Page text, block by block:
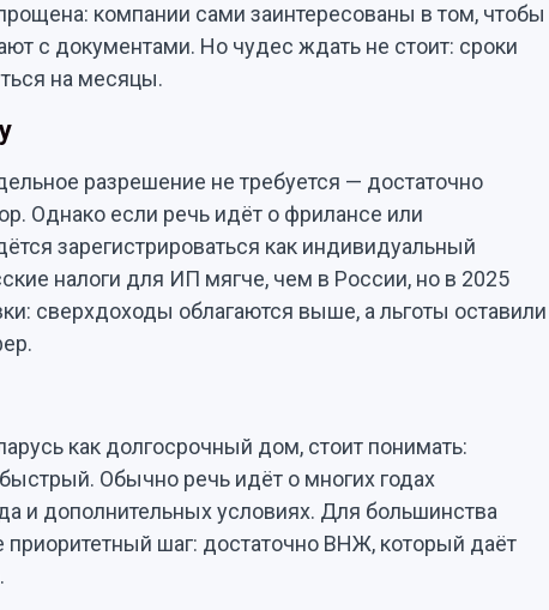
компании сами заинтересованы в том, чтобы
с документами. Но чудес ждать не стоит: сроки
на месяцы.
разрешение не требуется — достаточно
Однако если речь идёт о фрилансе или
зарегистрироваться как индивидуальный
налоги для ИП мягче, чем в России, но в 2025
сверхдоходы облагаются выше, а льготы оставили
как долгосрочный дом, стоит понимать:
Обычно речь идёт о многих годах
и дополнительных условиях. Для большинства
приоритетный шаг: достаточно ВНЖ, который даёт